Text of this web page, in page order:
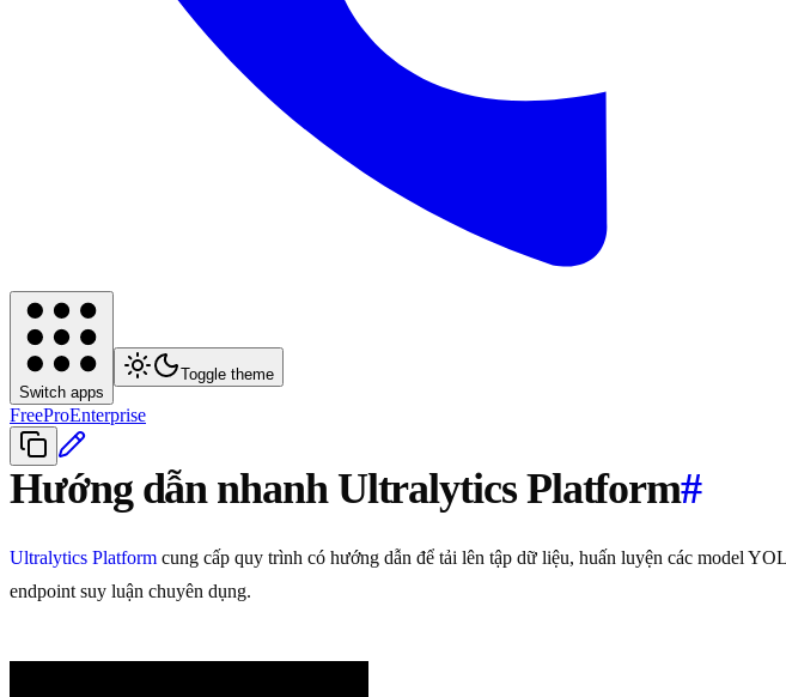
Switch apps
Toggle theme
FreeProEnterprise
Hướng dẫn nhanh Ultralytics Platform#
Ultralytics Platform cung cấp quy trình có hướng dẫn để tải lên tập dữ liệu, huấn luyện các model
endpoint suy luận chuyên dụng.